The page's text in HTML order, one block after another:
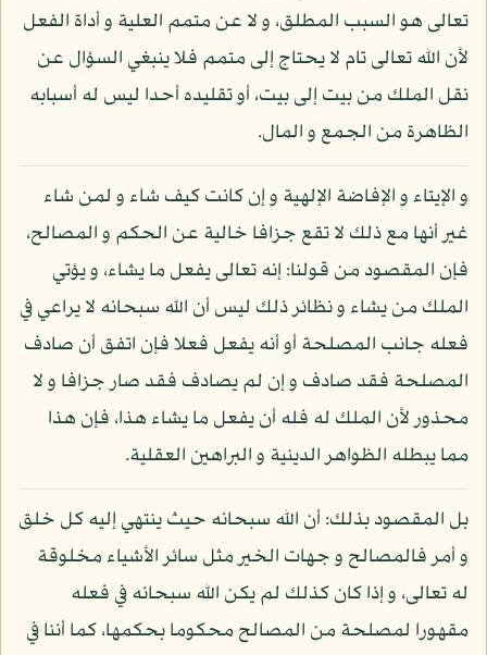
تعالى هو السبب المطلق، و لا عن متمم العلية و أداة الفعل
لأن الله تعالى تام لا يحتاج إلى متمم فلا ينبغي السؤال عن
نقل الملك من بيت إلى بيت، أو تقليده أحدا ليس له أسبابه
الظاهرة من الجمع و المال.
و الإيتاء و الإفاضة الإلهية و إن كانت كيف شاء و لمن شاء
غير أنها مع ذلك لا تقع جزافا خالية عن الحكم و المصالح،
فإن المقصود من قولنا: إنه تعالى يفعل ما يشاء، و يؤتي
الملك من يشاء و نظائر ذلك ليس أن الله سبحانه لا يراعي في
فعله جانب المصلحة أو أنه يفعل فعلا فإن اتفق أن صادف
المصلحة فقد صادف و إن لم يصادف فقد صار جزافا و لا
محذور لأن الملك له فله أن يفعل ما يشاء هذا، فإن هذا
مما يبطله الظواهر الدينية و البراهين العقلية.
بل المقصود بذلك: أن الله سبحانه حيث ينتهي إليه كل خلق
و أمر فالمصالح و جهات الخير مثل سائر الأشياء مخلوقة
له تعالى، و إذا كان كذلك لم يكن الله سبحانه في فعله
مقهورا لمصلحة من المصالح محكوما بحكمها، كما أننا في